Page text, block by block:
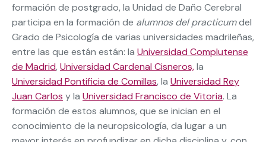
formación de postgrado, la Unidad de Daño Cerebral
participa en la formación de alumnos del practicumdel
Grado de Psicología de varias universidades madrileñas,
entre las que están están: la Universidad Complutense
de Madrid, Universidad Cardenal Cisneros,la
Universidad Pontificia de Comillas, la Universidad Rey
Juan Carlos y la Universidad Francisco de Vitoria. La
formación de estos alumnos, que se inician en el
conocimiento de la neuropsicología, da lugar a un